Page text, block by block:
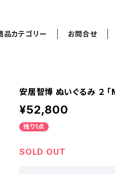
品カテゴリー お問合せ
安居智博 ぬいぐるみ ２
¥52,800
残り1点
SOLD OUT